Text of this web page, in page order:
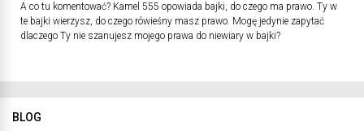
A co tu komentować? Kamel 555 opowiada bajki, do czego ma prawo. Ty w
te bajki wierzysz, do czego rówieśny masz prawo. Mogę jedynie zapytać
dlaczego Ty nie szanujesz mojego prawa do niewiary w bajki?
BLOG